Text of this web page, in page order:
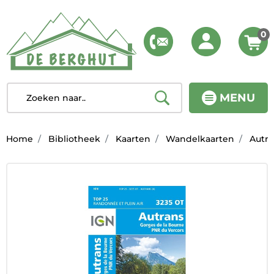
MENU
0
Home Bibliotheek Kaarten Wandelkaarten